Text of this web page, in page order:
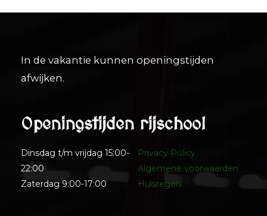
In de vakantie kunnen openingstijden
afwijken.
Openingstijden rijschool
Dinsdag t/m vrijdag 15:00-
22:00
Zaterdag 9:00-17:00
Privacy Policy
Algemene voorwaarden
Huisregels